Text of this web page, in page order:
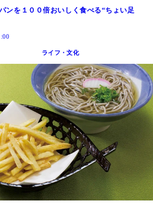
ンを１００倍おいしく食べる“ちょい足
ライフ・文化